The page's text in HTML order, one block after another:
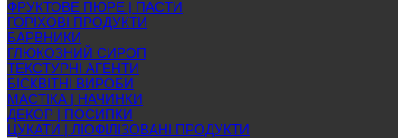
ФРУКТОВЕ ПЮРЕ | ПАСТИ
ГОРІХОВІ ПРОДУКТИ
БАРВНИКИ
ГЛЮКОЗНИЙ СИРОП
ТЕКСТУРНІ АГЕНТИ
БІСКВІТНІ ВИРОБИ
МАСТІКА | НАЧИНКИ
ДЕКОР | ПОСИПКИ
ЦУКАТИ | ЛІОФІЛІЗОВАНІ ПРОДУКТИ